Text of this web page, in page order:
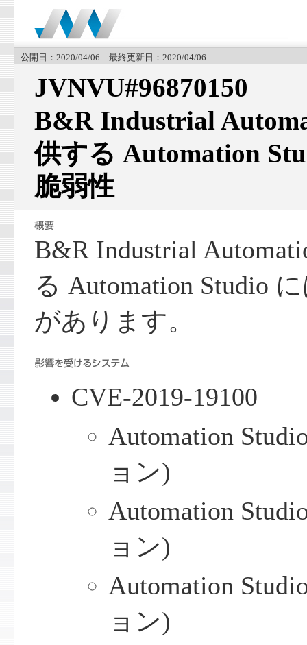
公開日：2020/04/06 最終更新日：2020/04/06
JVNVU#96870150
B&R Industrial
供する Automation
脆弱性
B&R Industrial
る Automation Studio
があります。
CVE-2019-19100
Automation
ョン)
Automation
ョン)
Automation
ョン)